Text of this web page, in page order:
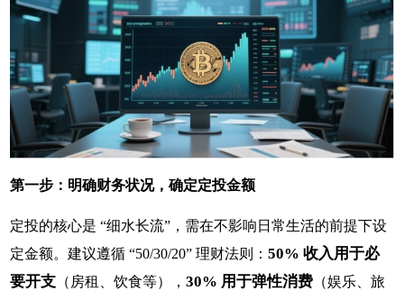
第一步：明确财务状况，确定定投金额
定投的核心是 “细水长流”，需在不影响日常生活的前提下设
定金额。建议遵循 “50/30/20” 理财法则：50% 收入用于必
要开支 （房租、饮食等），30% 用于弹性消费 （娱乐、旅